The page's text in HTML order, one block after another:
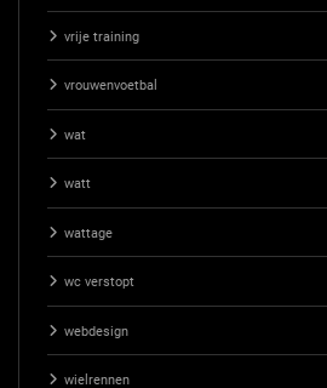
vrije training
vrouwenvoetbal
wat
watt
wattage
wc verstopt
webdesign
wielrennen